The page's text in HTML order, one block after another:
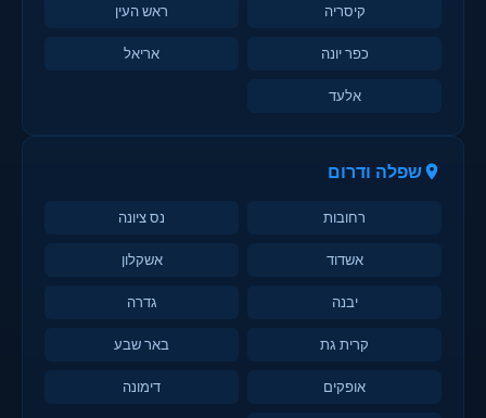
קיסריה ראש העין
כפר יונה אריאל
אלעד
שפלה ודרום
רחובות נס ציונה
אשדוד אשקלון
יבנה גדרה
קרית גת באר שבע
אופקים דימונה